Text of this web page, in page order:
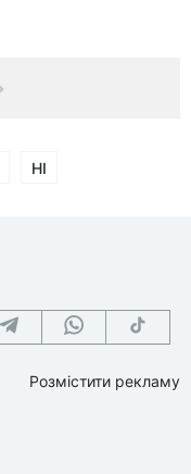
НІ
Розмістити рекламу